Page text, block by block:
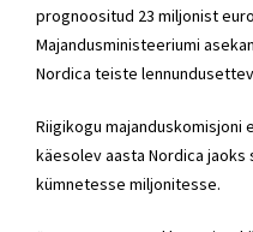
prognoositud 23 miljonist
Majandusministeeriumi
Nordica teiste
Riigikogu majanduskomisjoni
käesolev aasta Nordica jaoks
kümnetesse miljonitesse.